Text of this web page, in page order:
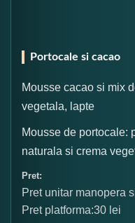
Portocale si cacao
Mousse cacao si mix
vegetala, lapte
Mousse de portocale:
naturala si crema
Pret:
Pret unitar manopera
Pret platforma:30 lei